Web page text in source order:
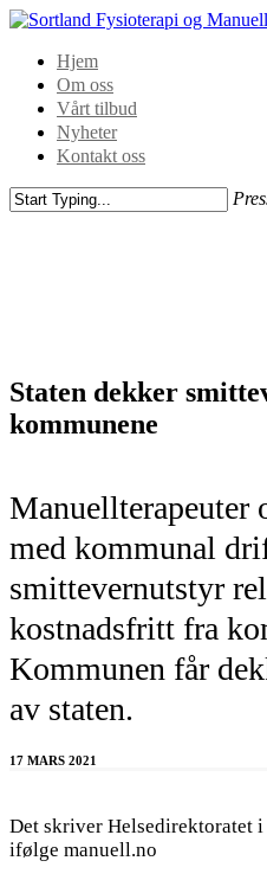
Hjem
Om oss
Vårt tilbud
Nyheter
Kontakt oss
Staten dekker
kommunene
Manuellterapeuter
med kommunal
smittevernutstyr
kostnadsfritt fra
Kommunen får
av staten.
17 MARS 2021
Det skriver Helsedirektoratet
ifølge manuell.no